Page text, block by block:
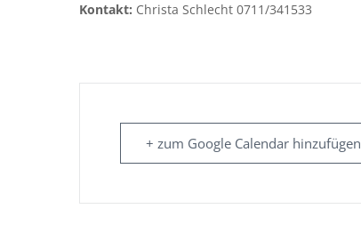
Kontakt: Christa Schlecht 0711/341533
+ zum Google Calendar hinzufügen